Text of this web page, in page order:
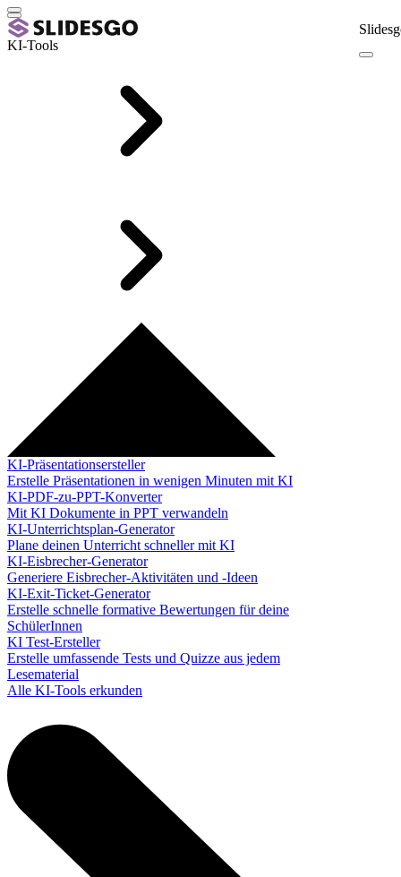
KI-Tools
KI-Präsentationsersteller
Erstelle Präsentationen in wenigen Minuten mit KI
KI-PDF-zu-PPT-Konverter
Mit KI Dokumente in PPT verwandeln
KI-Unterrichtsplan-Generator
Plane deinen Unterricht schneller mit KI
KI-Eisbrecher-Generator
Generiere Eisbrecher-Aktivitäten und -Ideen
KI-Exit-Ticket-Generator
Erstelle schnelle formative Bewertungen für deine
SchülerInnen
KI Test-Ersteller
Erstelle umfassende Tests und Quizze aus jedem
Lesematerial
Alle KI-Tools erkunden